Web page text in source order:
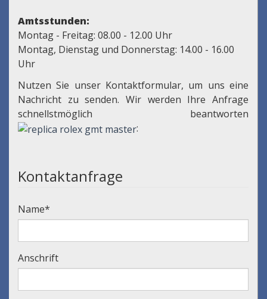
Amtsstunden:
Montag - Freitag: 08.00 - 12.00 Uhr
Montag, Dienstag und Donnerstag: 14.00 - 16.00
Uhr
Nutzen Sie unser Kontaktformular, um uns eine
Nachricht zu senden. Wir werden Ihre Anfrage
schnellstmöglich beantworten
:
Kontaktanfrage
Name*
Anschrift